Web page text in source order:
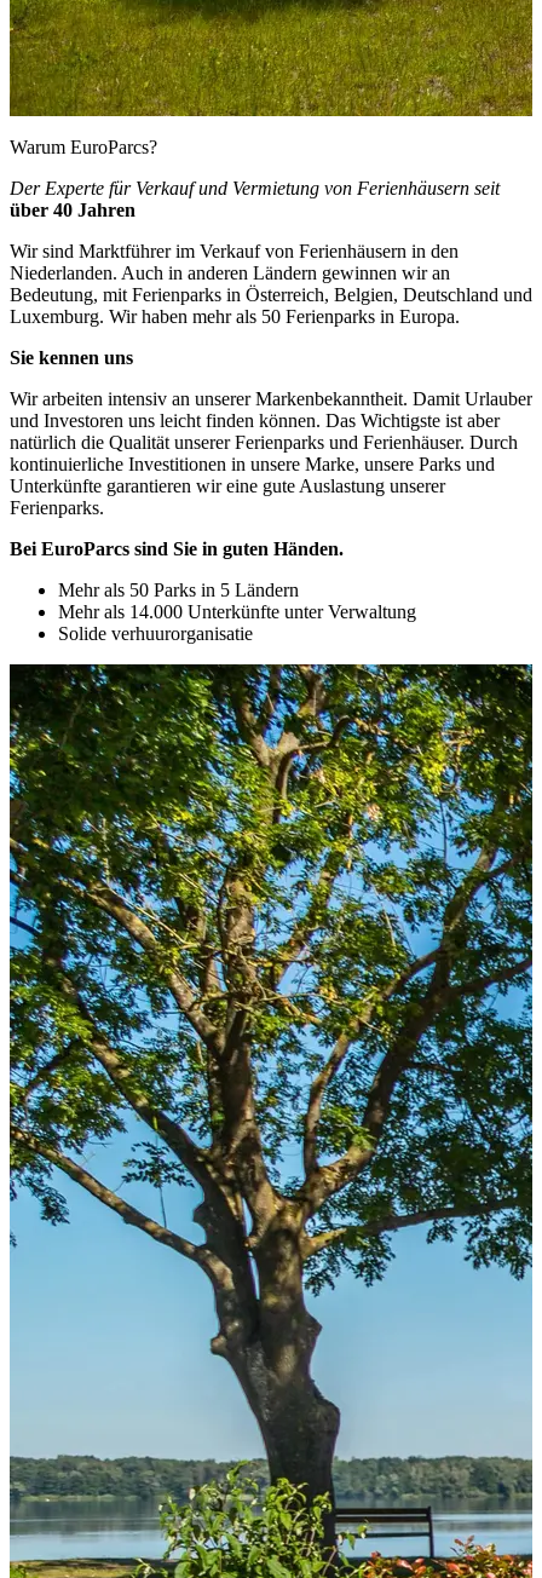
Warum EuroParcs?
Der Experte für Verkauf und Vermietung von Ferienhäusern seit
über 40 Jahren
Wir sind Marktführer im Verkauf von Ferienhäusern in den
Niederlanden. Auch in anderen Ländern gewinnen wir an
Bedeutung, mit Ferienparks in Österreich, Belgien, Deutschland und
Luxemburg. Wir haben mehr als 50 Ferienparks in Europa.
Sie kennen uns
Wir arbeiten intensiv an unserer Markenbekanntheit. Damit Urlauber
und Investoren uns leicht finden können. Das Wichtigste ist aber
natürlich die Qualität unserer Ferienparks und Ferienhäuser. Durch
kontinuierliche Investitionen in unsere Marke, unsere Parks und
Unterkünfte garantieren wir eine gute Auslastung unserer
Ferienparks.
Bei EuroParcs sind Sie in guten Händen.
Mehr als 50 Parks in 5 Ländern
Mehr als 14.000 Unterkünfte unter Verwaltung
Solide verhuurorganisatie